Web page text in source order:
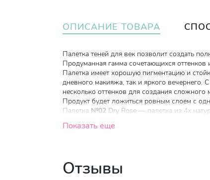
ОПИСАНИЕ ТОВАРА
Палетка теней для век позволит создать
Продуманная гамма сочетающихся оттенков
Палетка имеет хорошую пигментацию и
дневного макияжа, так и яркого
несколько оттенков для создания сложного
Продукт будет ложиться ровным слоем с
Палетка №02 Dry Rose — палетка из 4х
коричневый оттенок
- мягкая шелковистая текстура;
Показать еще
Отзывы